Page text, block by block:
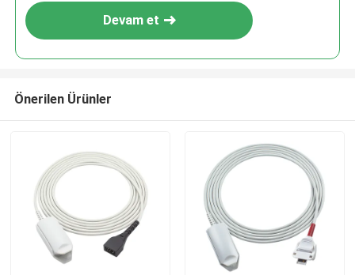
Devam et
Önerilen Ürünler